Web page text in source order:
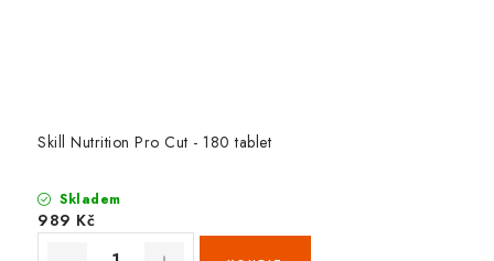
Skill Nutrition Pro Cut - 180 tablet
Skladem
989 Kč